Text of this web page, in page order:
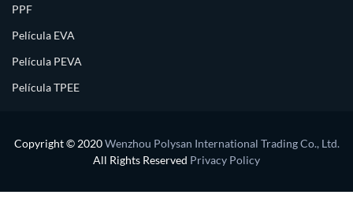
PPF
Película EVA
Película PEVA
Película TPEE
Copyright © 2020Wenzhou Polysan International Trading Co., Ltd.
All Rights Reserved Privacy Policy